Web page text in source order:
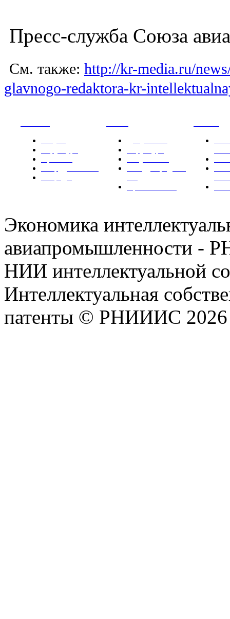
Пресс-служба Союза
См. также: http://kr-media.ru/
glavnogo-redaktora-kr-
Экономика
авиапромышленности -
НИИ интеллектуальной
Интеллектуальная
патенты © РНИИИС 2026